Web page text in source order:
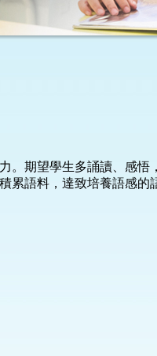
。期望學生多誦讀、感悟
累語料，達致培養語感的